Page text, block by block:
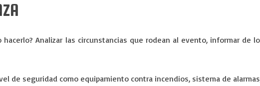
Analizar las circunstancias que rodean al evento, informar de
de seguridad como equipamiento contra incendios, sistema de